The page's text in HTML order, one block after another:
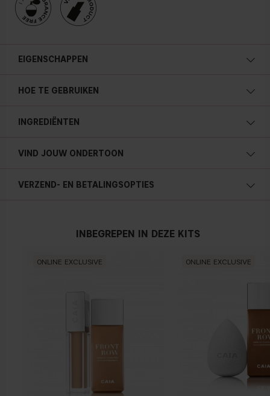
EIGENSCHAPPEN
HOE TE GEBRUIKEN
INGREDIËNTEN
VIND JOUW ONDERTOON
Koele ondertoon
Warme ondertoon
Gele, olidfkleurige of gouden huld
VERZEND- EN BETALINGSOPTIES
INBEGREPEN IN DEZE KITS
ONLINE EXCLUSIVE ONLINE EXCLUSIVE